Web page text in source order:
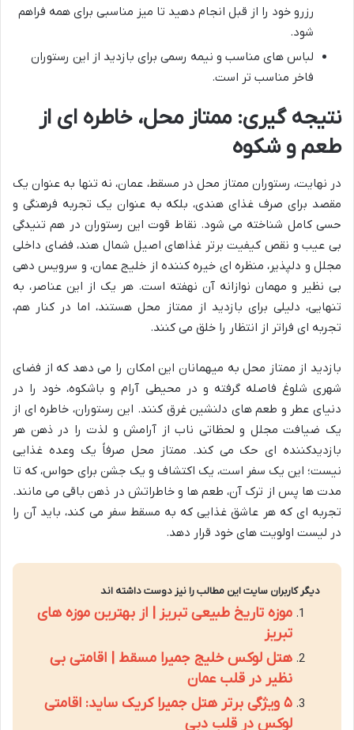
رزرو خود را از قبل انجام دهید تا میز مناسبی برای همه فراهم
شود.
لباس های مناسب و نیمه رسمی برای بازدید از این رستوران
فاخر مناسب تر است.
نتیجه گیری: ممتاز محل، خاطره ای از
طعم و شکوه
در نهایت، رستوران ممتاز محل در مسقط، عمان، نه تنها به عنوان یک
مقصد برای صرف غذای هندی، بلکه به عنوان یک تجربه فرهنگی و
حسی کامل شناخته می شود. نقاط قوت این رستوران در هم تنیدگی
بی عیب و نقص کیفیت برتر غذاهای اصیل شمال هند، فضای داخلی
مجلل و دلپذیر، منظره ای خیره کننده از خلیج عمان، و سرویس دهی
بی نظیر و مهمان نوازانه آن نهفته است. هر یک از این عناصر، به
تنهایی، دلیلی برای بازدید از ممتاز محل هستند، اما در کنار هم،
تجربه ای فراتر از انتظار را خلق می کنند.
بازدید از ممتاز محل به میهمانان این امکان را می دهد که از فضای
شهری شلوغ فاصله گرفته و در محیطی آرام و باشکوه، خود را در
دنیای عطر و طعم های دلنشین غرق کنند. این رستوران، خاطره ای از
یک ضیافت مجلل و لحظاتی ناب از آرامش و لذت را در ذهن هر
بازدیدکننده ای حک می کند. ممتاز محل صرفاً یک وعده غذایی
نیست؛ این یک سفر است، یک اکتشاف و یک جشن برای حواس، که تا
مدت ها پس از ترک آن، طعم ها و خاطراتش در ذهن باقی می مانند.
تجربه ای که هر عاشق غذایی که به مسقط سفر می کند، باید آن را
در لیست اولویت های خود قرار دهد.
دیگر کاربران سایت این مطالب را نیز دوست داشته اند
موزه تاریخ طبیعی تبریز | از بهترین موزه های
تبریز
هتل لوکس خلیج جمیرا مسقط | اقامتی بی
نظیر در قلب عمان
۵ ویژگی برتر هتل جمیرا کریک ساید: اقامتی
لوکس در قلب دبی